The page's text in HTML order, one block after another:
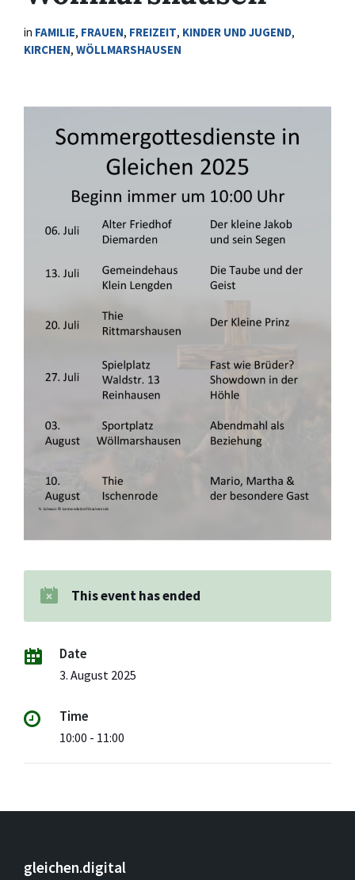
in FAMILIE, FRAUEN, FREIZEIT, KINDER UND JUGEND,
KIRCHEN, WÖLLMARSHAUSEN
This event has ended
Date
3. August 2025
Time
10:00 - 11:00
gleichen.digital